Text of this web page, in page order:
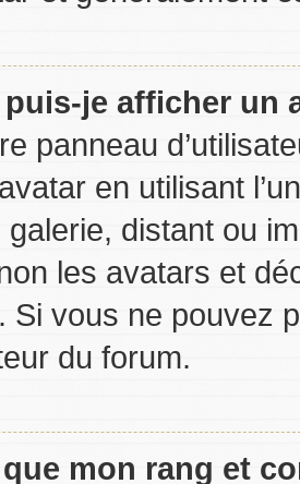
je afficher un
panneau
en utilisant
distant ou
les avatars et
Si vous ne pouvez
du forum.
que mon rang et